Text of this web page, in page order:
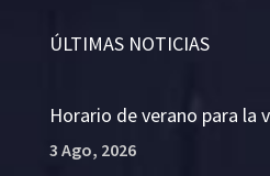
ÚLTIMAS NOTICIAS
Horario de verano para la
3 Ago, 2026